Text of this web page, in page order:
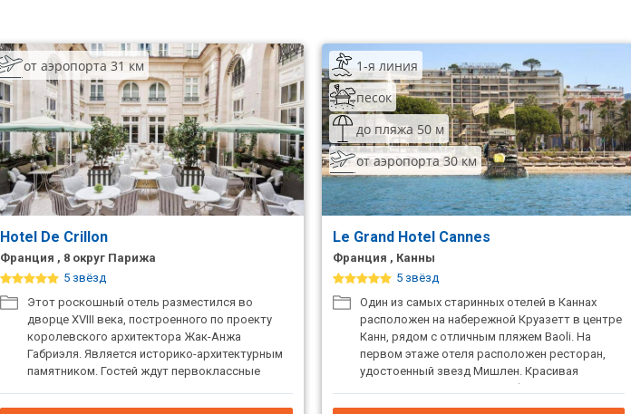
от аэропорта 31 км
Hotel De Crillon
Франция , 8 округ Парижа
5 звёзд
Этот роскошный отель разместился во
дворце XVIII века, построенного по проекту
королевского архитектора Жак-Анжа
Габриэля. Является историко-архитектурным
памятником. Гостей ждут первоклассные
декорированные Карлом Лагерфельдом,
1-я линия
песок
до пляжа 50 м
от аэропорта 30 км
Le Grand Hotel Cannes
Франция , Канны
5 звёзд
Один из самых старинных отелей в Каннах
расположен на набережной Круазетт в центре
Канн, рядом с отличным пляжем Baoli. На
первом этаже отеля расположен ресторан,
удостоенный звезд Мишлен. Красивая
ухоженная территория, комфортные номера.